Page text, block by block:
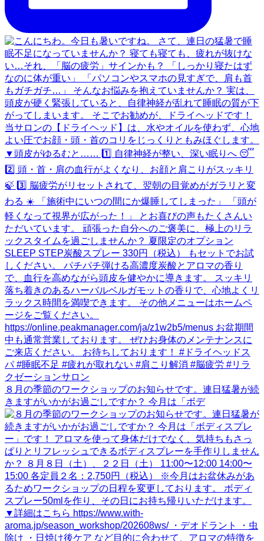
８月の季節のワークショップのお知らせです。連日猛暑が続
きますがいかがお過ごしですか？ 今月は「ボデ